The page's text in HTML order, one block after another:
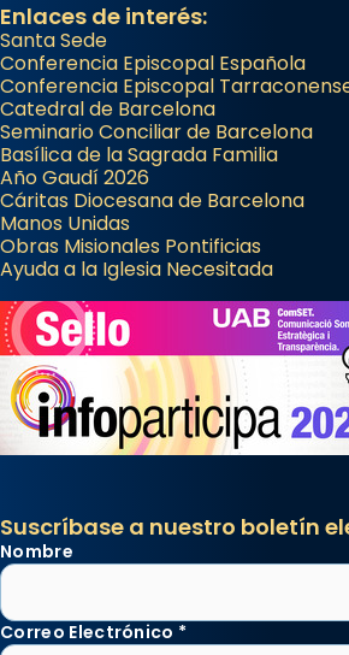
Enlaces de interés:
Santa Sede
Conferencia Episcopal Española
Conferencia Episcopal
Catedral de Barcelona
Seminario Conciliar de Barcelona
Basílica de la Sagrada Familia
Año Gaudí 2026
Cáritas Diocesana de Barcelona
Manos Unidas
Obras Misionales Pontificias
Ayuda a la Iglesia Necesitada
Suscríbase a nuestro boletín
Nombre
Correo Electrónico *